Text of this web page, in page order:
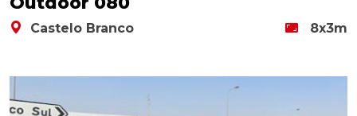
Castelo Branco 8x3m